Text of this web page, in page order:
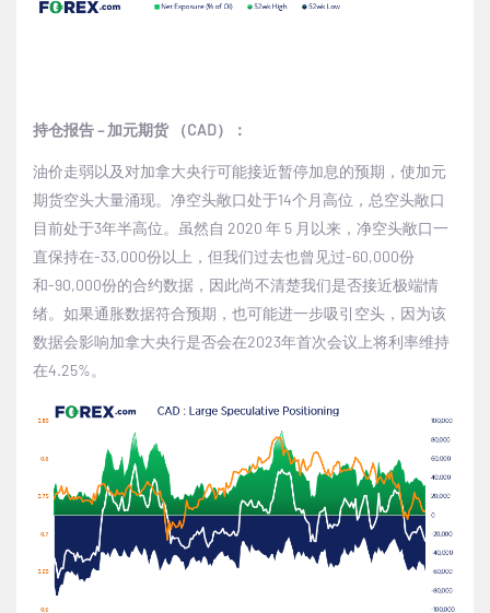
持仓报告–加元期货 （CAD）：
油价走弱以及对加拿大央行可能接近暂停加息的预期，使加元
期货空头大量涌现。净空头敞口处于14个月高位，总空头敞口
目前处于3年半高位。虽然自 2020 年 5 月以来，净空头敞口一
直保持在-33,000份以上，但我们过去也曾见过-60,000份
和-90,000份的合约数据，因此尚不清楚我们是否接近极端情
绪。如果通胀数据符合预期，也可能进一步吸引空头，因为该
数据会影响加拿大央行是否会在2023年首次会议上将利率维持
在4.25%。